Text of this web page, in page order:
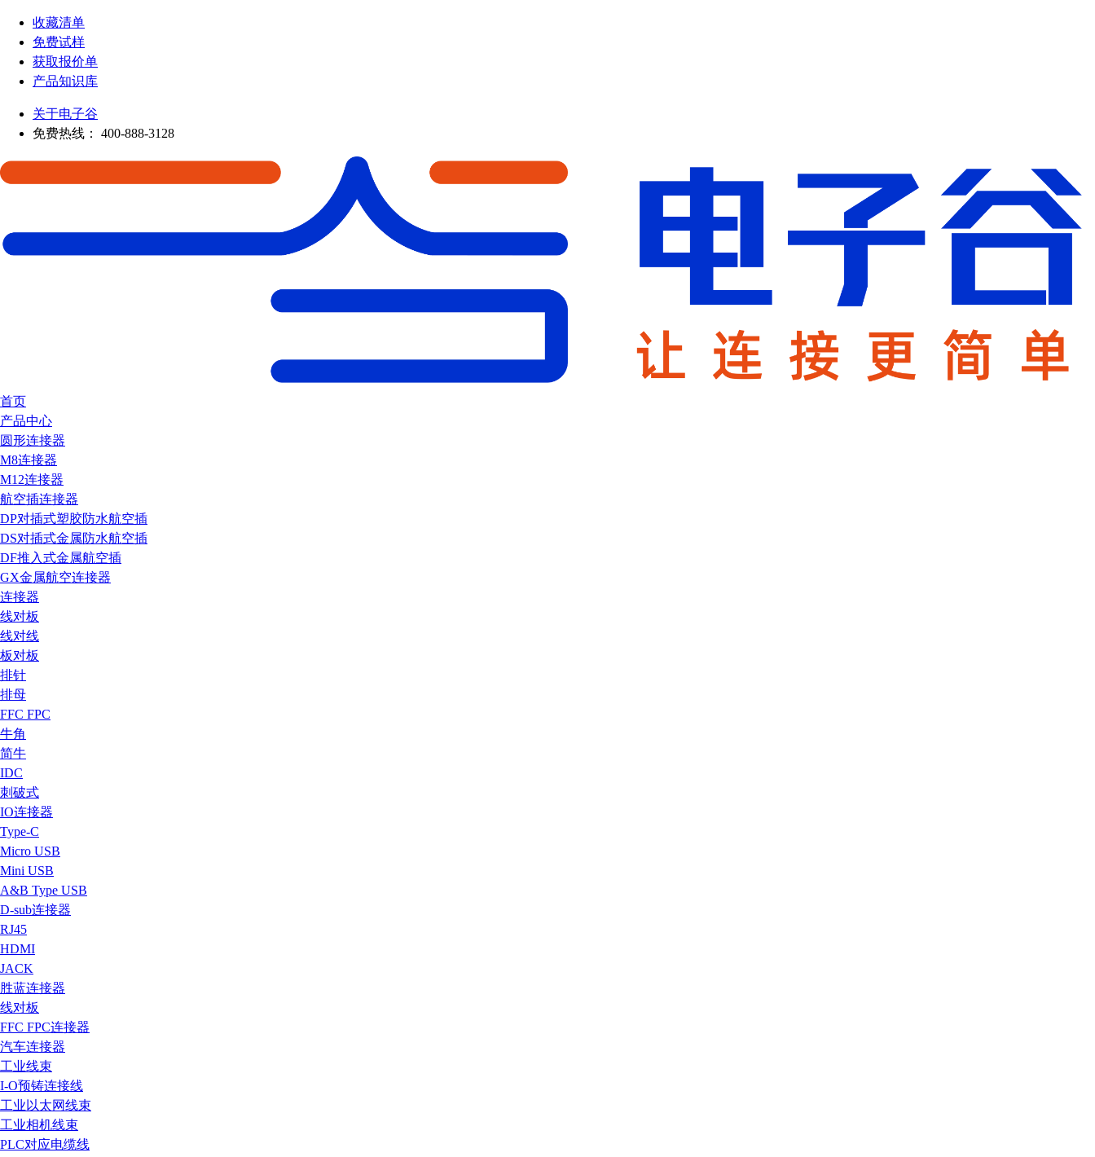
收藏清单
免费试样
获取报价单
产品知识库
关于电子谷
免费热线：
400-888-3128
首页
产品中心
圆形连接器
M8连接器
M12连接器
航空插连接器
DP对插式塑胶防水航空插
DS对插式金属防水航空插
DF推入式金属航空插
GX金属航空连接器
连接器
线对板
线对线
板对板
排针
排母
FFC FPC
牛角
简牛
IDC
刺破式
IO连接器
Type-C
Micro USB
Mini USB
A&B Type USB
D-sub连接器
RJ45
HDMI
JACK
胜蓝连接器
线对板
FFC FPC连接器
汽车连接器
工业线束
I-O预铸连接线
工业以太网线束
工业相机线束
PLC对应电缆线